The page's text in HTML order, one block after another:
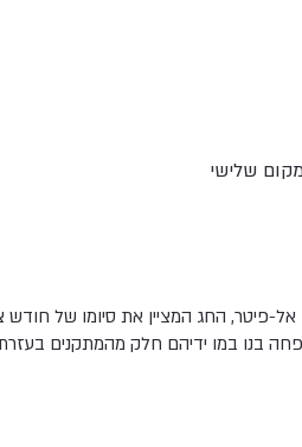
שלישי
אל-פיטר, החג המציין את סיומו של
בנו במו ידיהם חלק מהמתקנים